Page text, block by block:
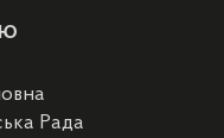
Рада